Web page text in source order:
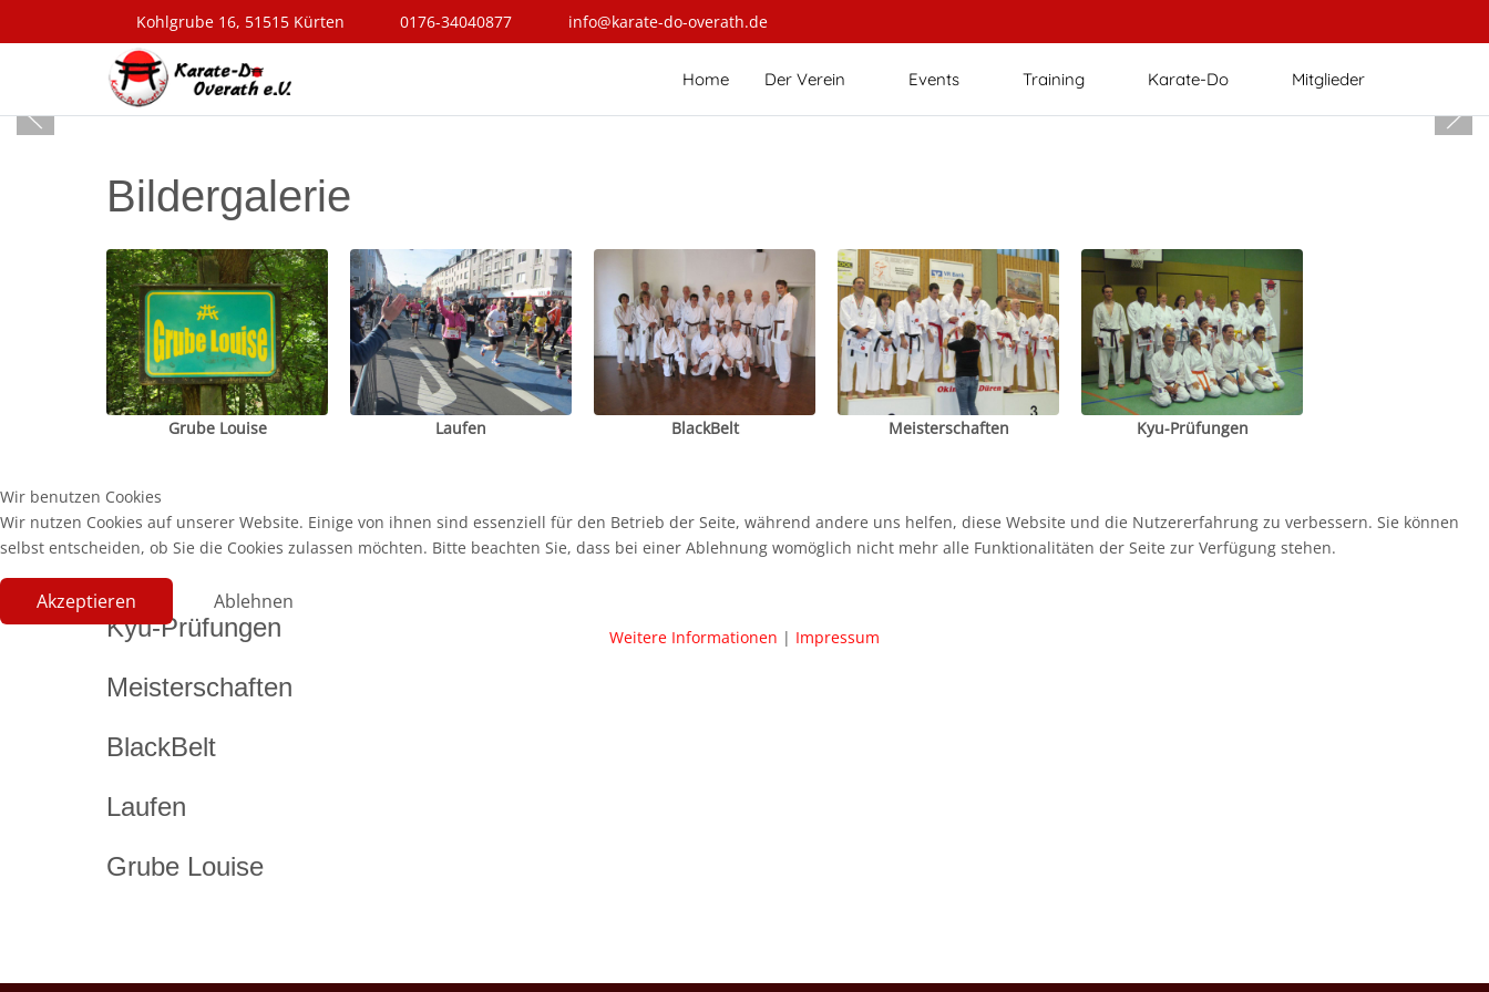
Kohlgrube 16, 51515 Kürten 0176-34040877 info@karate-do-overath.de
Home Der Verein Events Training Karate-Do Mitglieder
Bildergalerie
Grube Louise Laufen BlackBelt Meisterschaften Kyu-Prüfungen
Kyu-Prüfungen
Meisterschaften
BlackBelt
Laufen
Grube Louise
Wir benutzen Cookies
Wir nutzen Cookies auf unserer Website. Einige von ihnen sind essenziell für den Betrieb der Seite, während andere uns helfen, diese Website und die Nutzererfahrung zu verbessern. Sie können
selbst entscheiden, ob Sie die Cookies zulassen möchten. Bitte beachten Sie, dass bei einer Ablehnung womöglich nicht mehr alle Funktionalitäten der Seite zur Verfügung stehen.
Akzeptieren Ablehnen
Weitere Informationen | Impressum